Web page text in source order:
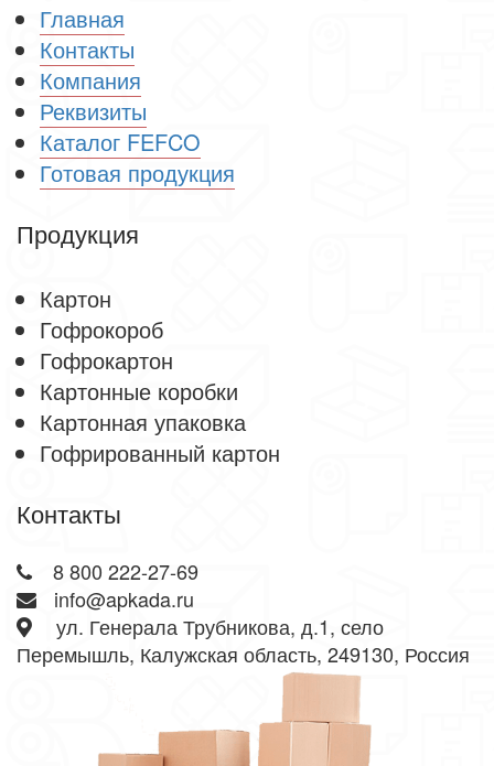
Главная
Контакты
Компания
Реквизиты
Каталог FEFCO
Готовая продукция
Продукция
Картон
Гофрокороб
Гофрокартон
Картонные коробки
Картонная упаковка
Гофрированный картон
Контакты
8 800 222-27-69
info@apkada.ru
ул. Генерала Трубникова, д.1, село
Перемышль, Калужская область, 249130, Россия